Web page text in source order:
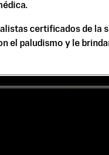
certificados de la
el paludismo y le